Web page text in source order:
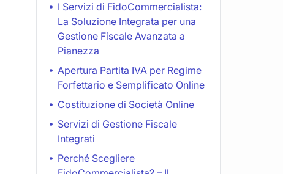
I Servizi di FidoCommercialista:
La Soluzione Integrata per una
Gestione Fiscale Avanzata a
Pianezza
Apertura Partita IVA per Regime
Forfettario e Semplificato Online
Costituzione di Società Online
Servizi di Gestione Fiscale
Integrati
Perché Scegliere